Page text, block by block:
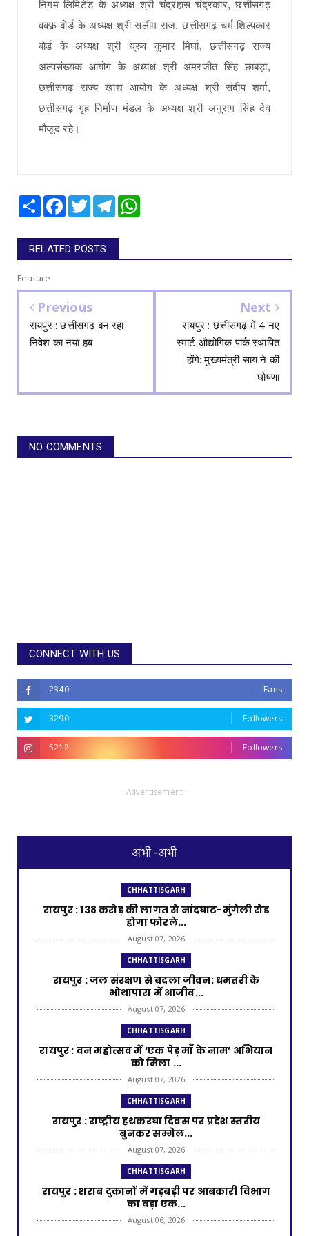
निगम लिमिटेड के अध्यक्ष श्री चंद्रहास चंद्रकार, छत्तीसगढ़
वक्फ़ बोर्ड के अध्यक्ष श्री सलीम राज, छत्तीसगढ़ चर्म शिल्पकार
बोर्ड के अध्यक्ष श्री ध्रुव कुमार मिर्घा, छत्तीसगढ़ राज्य
अल्पसंख्यक आयोग के अध्यक्ष श्री अमरजीत सिंह छाबड़ा,
छत्तीसगढ़ राज्य खाद्य आयोग के अध्यक्ष श्री संदीप शर्मा,
छत्तीसगढ़ गृह निर्माण मंडल के अध्यक्ष श्री अनुराग सिंह देव
मौजूद रहे।
Share Facebook
TwitterTelegram
RELATED POSTS
Feature
Previous
रायपुर : छत्तीसगढ़ बन रहा
निवेश का नया हब
Next
रायपुर : छत्तीसगढ़ में 4 नए
स्मार्ट औद्योगिक पार्क स्थापित
होंगे: मुख्यमंत्री साय ने की
घोषणा
NO COMMENTS
CONNECT WITH US
2340 Fans
3290 Followers
5212 Followers
- Advertisement -
अभी -अभी
CHHATTISGARH
रायपुर : 138 करोड़ की लागत से नांदघाट-मुंगेली रोड
होगा फोरले...
August 07, 2026
CHHATTISGARH
रायपुर : जल संरक्षण से बदला जीवन: धमतरी के
भोथापारा में आजीव...
August 07, 2026
CHHATTISGARH
रायपुर : वन महोत्सव में ‘एक पेड़ माँ के नाम’ अभियान
को मिला ...
August 07, 2026
CHHATTISGARH
रायपुर : राष्ट्रीय हथकरघा दिवस पर प्रदेश स्तरीय
बुनकर सम्मेल...
August 07, 2026
CHHATTISGARH
रायपुर : शराब दुकानों में गड़बड़ी पर आबकारी विभाग
का बड़ा एक...
August 06, 2026